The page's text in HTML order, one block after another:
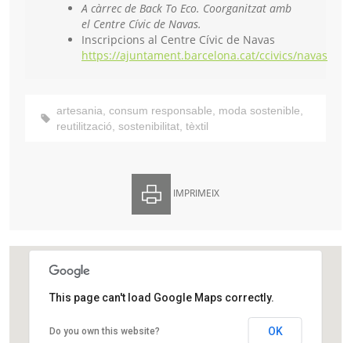
A càrrec de Back To Eco. Coorganitzat amb
el Centre Cívic de Navas.
Inscripcions al Centre Cívic de Navas
https://ajuntament.barcelona.cat/ccivics/navas
artesania, consum responsable, moda sostenible,
reutilització, sostenibilitat, tèxtil
IMPRIMEIX
Centre Cívic Navas
Carrer de Navas de Tolosa, 312
This page can't load Google Maps correctly.
Do you own this website? OK